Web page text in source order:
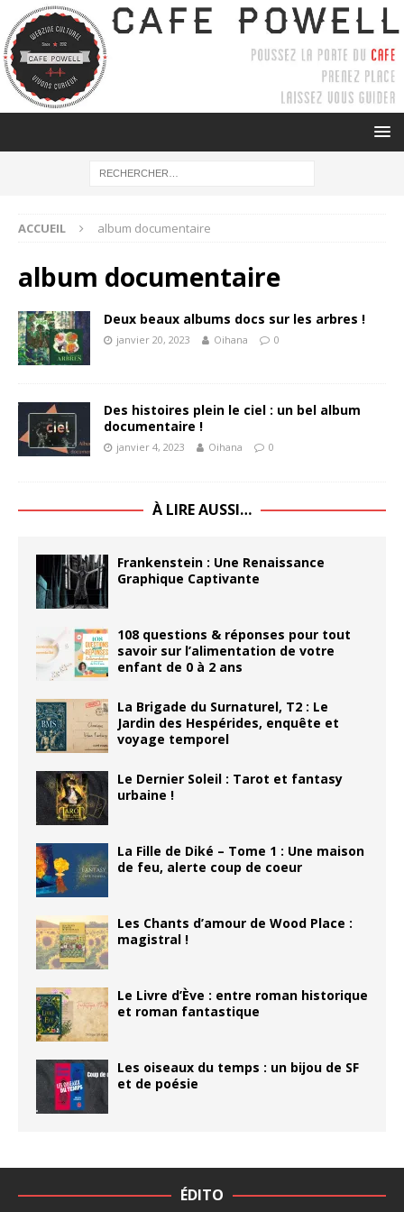
ACCUEIL album documentaire
album documentaire
Deux beaux albums docs sur les arbres !
janvier 20, 2023 Oihana 0
Des histoires plein le ciel : un bel album
documentaire !
janvier 4, 2023 Oihana 0
À LIRE AUSSI…
Frankenstein : Une Renaissance
Graphique Captivante
108 questions & réponses pour tout
savoir sur l’alimentation de votre
enfant de 0 à 2 ans
La Brigade du Surnaturel, T2 : Le
Jardin des Hespérides, enquête et
voyage temporel
Le Dernier Soleil : Tarot et fantasy
urbaine !
La Fille de Diké – Tome 1 : Une maison
de feu, alerte coup de coeur
Les Chants d’amour de Wood Place :
magistral !
Le Livre d’Ève : entre roman historique
et roman fantastique
Les oiseaux du temps : un bijou de SF
et de poésie
ÉDITO